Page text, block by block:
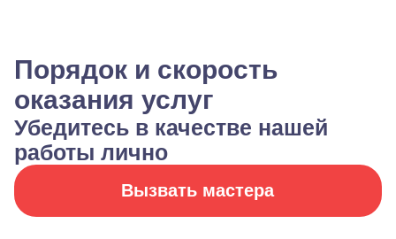
Порядок и скорость
оказания услуг
Убедитесь в качестве нашей
работы лично
Вызвать мастера